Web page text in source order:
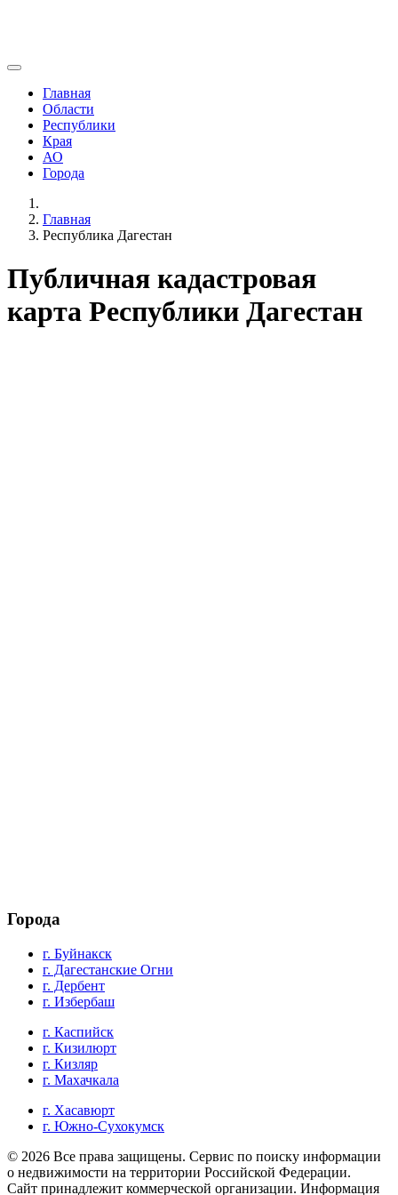
Главная
Области
Республики
Края
АО
Города
Главная
Республика Дагестан
Публичная кадастровая
карта Республики Дагестан
Города
г. Буйнакск
г. Дагестанские Огни
г. Дербент
г. Избербаш
г. Каспийск
г. Кизилюрт
г. Кизляр
г. Махачкала
г. Хасавюрт
г. Южно-Сухокумск
© 2026 Все права защищены. Cервис по поиску информации
о недвижимости на территории Российской Федерации.
Сайт принадлежит коммерческой организации. Информация